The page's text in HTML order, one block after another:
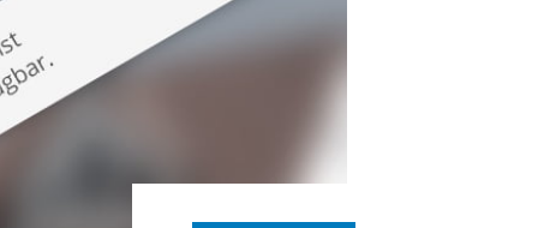
in begehrter Wohnlage von Krefeld-Bockum.